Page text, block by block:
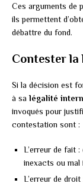
Ces arguments de
ils permettent
débattre du fond.
Contester la
Si la décision est
à sa légalité
invoqués pour
contestation sont :
L’erreur de fait
inexacts ou mal
L’erreur de